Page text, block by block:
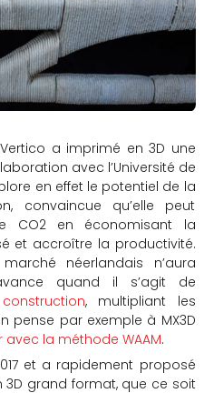
Vertico a imprimé en 3D une
avec l’Université de
en effet le potentiel de la
convaincue qu’elle peut
CO2 en économisant la
et accroître la productivité.
néerlandais n’aura
quand il s’agit de
, multipliant les
pense par exemple à MX3D
la méthode WAAM.
et a rapidement proposé
3D grand format, que ce soit